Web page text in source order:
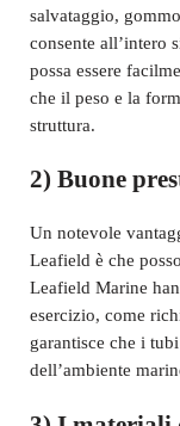
salvataggio,
consente all’intero
possa essere
che il peso e la
struttura.
2) Buone
Un notevole
Leafield è che
Leafield Marine
esercizio, come
garantisce che i
dell’ambiente